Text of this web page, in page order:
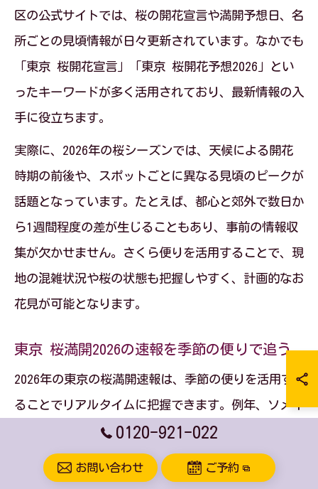
区の公式サイトでは、桜の開花宣言や満開予想日、名
所ごとの見頃情報が日々更新されています。なかでも
「東京 桜開花宣言」「東京 桜開花予想2026」とい
ったキーワードが多く活用されており、最新情報の入
手に役立ちます。
実際に、2026年の桜シーズンでは、天候による開花
時期の前後や、スポットごとに異なる見頃のピークが
話題となっています。たとえば、都心と郊外で数日か
ら1週間程度の差が生じることもあり、事前の情報収
集が欠かせません。さくら便りを活用することで、現
地の混雑状況や桜の状態も把握しやすく、計画的なお
花見が可能となります。
東京 桜満開2026の速報を季節の便りで追う
2026年の東京の桜満開速報は、季節の便りを活用す
ることでリアルタイムに把握できます。例年、ソメイ
ヨシノの満開時期が最も注目されますが、気象条件や
温暖化の影響で年によって前後する傾向があります。
「東京 桜 満開 2026」「東京 桜名所」などの関連
0120-921-022
お問い合わせ ご予約